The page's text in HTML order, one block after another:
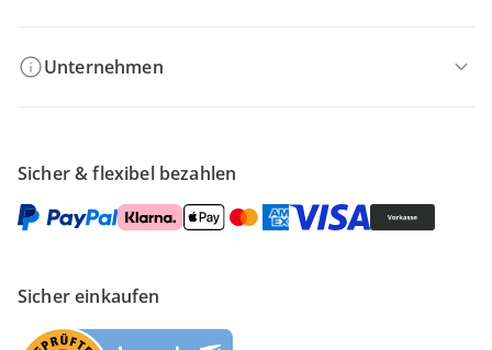
Unternehmen
Sicher & flexibel bezahlen
Sicher einkaufen